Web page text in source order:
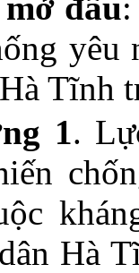
yêu
Tĩnh
1.
Hà